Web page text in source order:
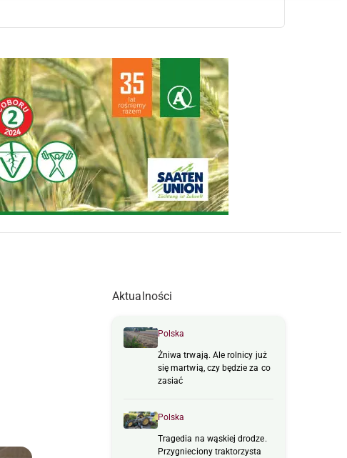
Aktualności
Polska
Żniwa trwają. Ale rolnicy już
się martwią, czy będzie za co
zasiać
Polska
Tragedia na wąskiej drodze.
Przygnieciony traktorzysta